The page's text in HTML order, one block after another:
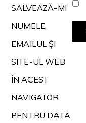
SALVEAZĂ-MI
NUMELE,
EMAILUL ȘI
SITE-UL WEB
ÎN ACEST
NAVIGATOR
PENTRU DATA